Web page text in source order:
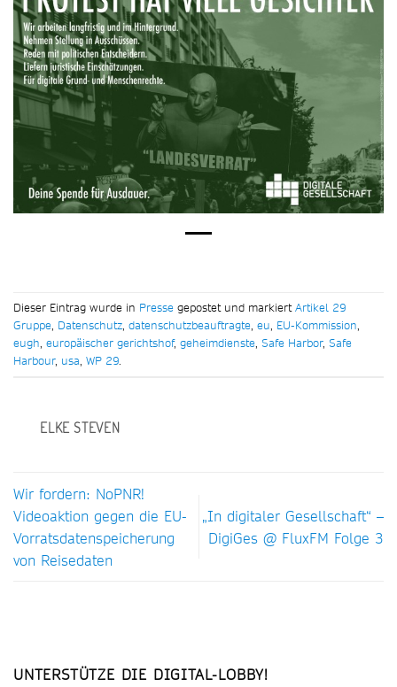
Dieser Eintrag wurde in Presse gepostet und markiertArtikel 29
Gruppe, Datenschutz, datenschutzbeauftragte, eu, EU-Kommission,
eugh, europäischer gerichtshof, geheimdienste, Safe Harbor, Safe
Harbour, usa, WP 29.
ELKE STEVEN
Wir fordern: NoPNR!
Videoaktion gegen die EU-
Vorratsdatenspeicherung
von Reisedaten
„In digitaler Gesellschaft“ –
DigiGes @ FluxFM Folge 3
UNTERSTÜTZE DIE DIGITAL-LOBBY!